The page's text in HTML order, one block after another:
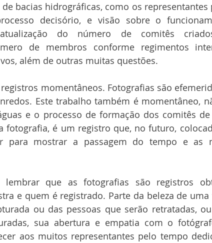
bacias hidrográficas, como os representantes
decisório, e visão sobre o
atualização do número de comitês
de membros conforme regimentos
além de outras muitas questões.
momentâneos. Fotografias são
Este trabalho também é momentâneo,
e o processo de formação dos comitês
fotografia, é um registro que, no futuro,
para mostrar a passagem do tempo e as
que as fotografias são registros
e quem é registrado. Parte da beleza de
ou das pessoas que serão retratadas,
sua abertura e empatia com o
aos muitos representantes pelo tempo